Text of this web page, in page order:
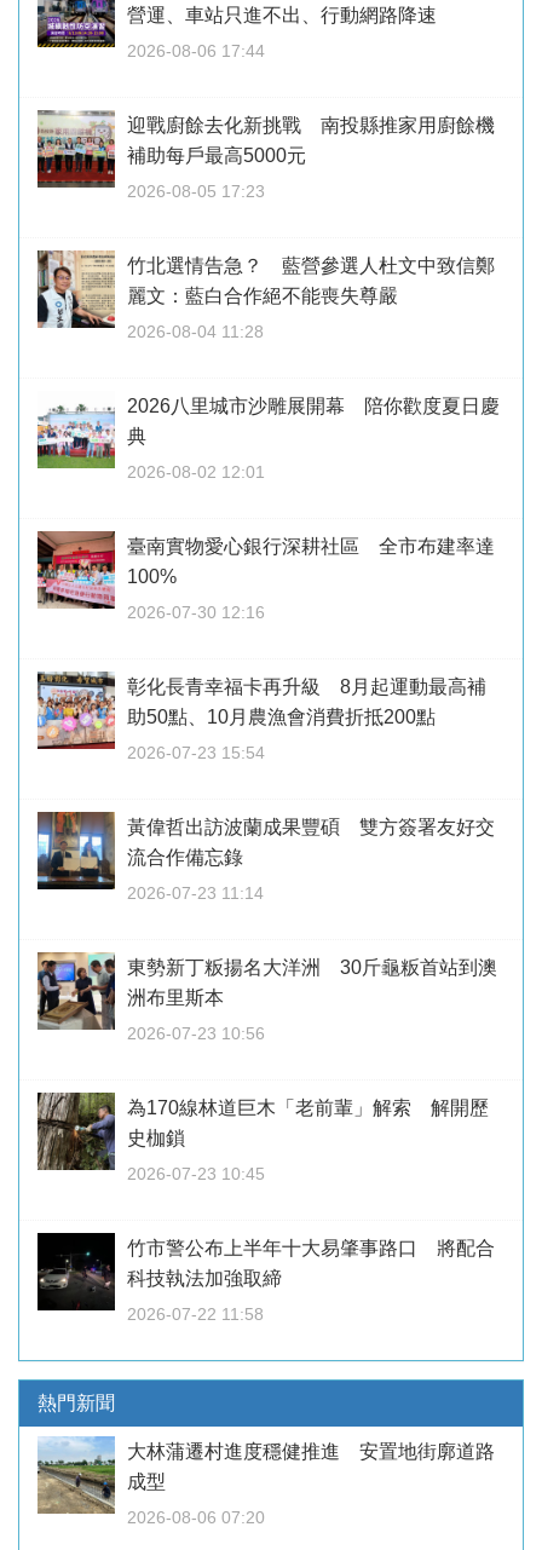
營運、車站只進不出、行動網路降速
2026-08-06 17:44
迎戰廚餘去化新挑戰 南投縣推家用廚餘機
補助每戶最高5000元
2026-08-05 17:23
竹北選情告急？ 藍營參選人杜文中致信鄭
麗文：藍白合作絕不能喪失尊嚴
2026-08-04 11:28
2026八里城市沙雕展開幕 陪你歡度夏日慶
典
2026-08-02 12:01
臺南實物愛心銀行深耕社區 全市布建率達
100%
2026-07-30 12:16
彰化長青幸福卡再升級 8月起運動最高補
助50點、10月農漁會消費折抵200點
2026-07-23 15:54
黃偉哲出訪波蘭成果豐碩 雙方簽署友好交
流合作備忘錄
2026-07-23 11:14
東勢新丁粄揚名大洋洲 30斤龜粄首站到澳
洲布里斯本
2026-07-23 10:56
為170線林道巨木「老前輩」解索 解開歷
史枷鎖
2026-07-23 10:45
竹市警公布上半年十大易肇事路口 將配合
科技執法加強取締
2026-07-22 11:58
熱門新聞
大林蒲遷村進度穩健推進 安置地街廓道路
成型
2026-08-06 07:20